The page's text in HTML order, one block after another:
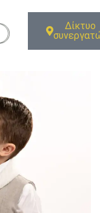
Δίκτυο